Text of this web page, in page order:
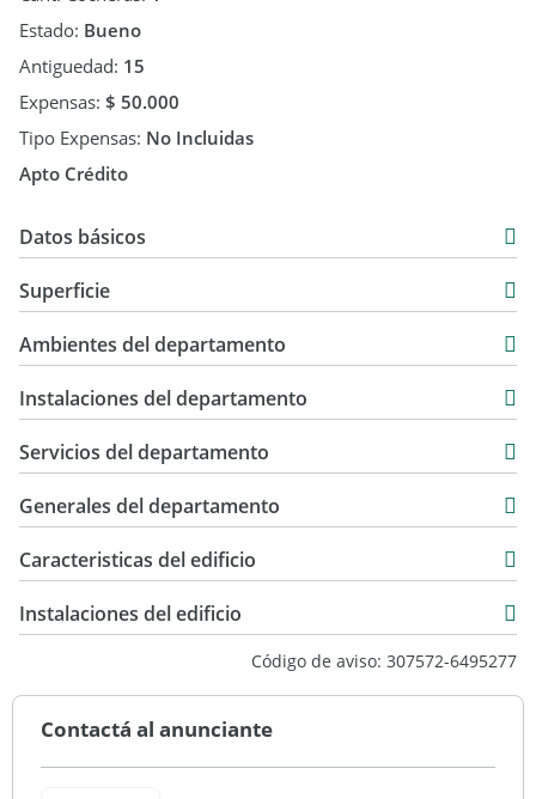
Estado: Bueno
Antiguedad: 15
Expensas: $ 50.000
Tipo Expensas: No Incluidas
Apto Crédito
Datos básicos
Venta
USD 120.000
Superficie
69 m2
Ambientes del departamento
Instalaciones del departamento
Servicios del departamento
Generales del departamento
Caracteristicas del edificio
Standard
Instalaciones del edificio
Código de aviso: 307572-6495277
Contactá al anunciante